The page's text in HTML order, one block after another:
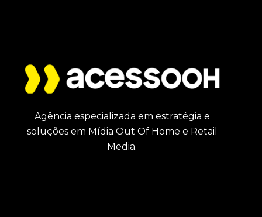
Agência especializada em estratégia e
soluções em Mídia Out Of Home e Retail
Media.